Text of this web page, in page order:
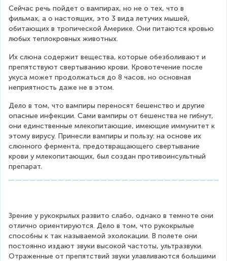
Сейчас речь пойдет о вампирах, но не о тех, что в
фильмах, а о настоящих, это 3 вида летучих мышей,
обитающих в тропической Америке. Они питаются кровью
любых теплокровных животных.
Их слюна содержит вещества, которые обезболивают и
препятствуют свертыванию крови. Кровотечение после
укуса может продолжаться до 8 часов, но основная
неприятность даже не в этом.
Дело в том, что вампиры переносят бешенство и другие
опасные инфекции. Сами вампиры от бешенства не гибнут,
они единственные млекопитающие, имеющие иммунитет к
этому вирусу. Принесли вампиры и пользу: на основе их
слюнного фермента, предотвращающего свертывание
крови у млекопитающих, был создан противоинсультный
препарат.
Зрение у рукокрылых развито слабо, однако в темноте они
отлично ориентируются. Дело в том, что рукокрылые
способны к так называемой эхолокации. В полете они
постоянно издают звуки высокой частоты, ультразвуки.
Отраженные от препятствий звуки улавливаются большими